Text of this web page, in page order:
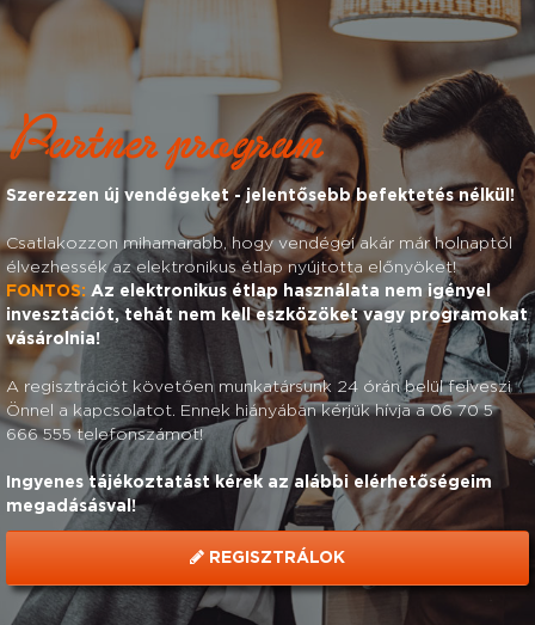
Partner program
Szerezzen új vendégeket - jelentősebb befektetés nélkül!
Csatlakozzon mihamarabb, hogy vendégei akár már holnaptól
élvezhessék az elektronikus étlap nyújtotta előnyöket!
FONTOS: Az elektronikus étlap használata nem igényel
invesztációt, tehát nem kell eszközöket vagy programokat
vásárolnia!
A regisztrációt követően munkatársunk 24 órán belül felveszi
Önnel a kapcsolatot. Ennek hiányában kérjük hívja a 06 70 5
666 555 telefonszámot!
Ingyenes tájékoztatást kérek az alábbi elérhetőségeim
megadásásval!
REGISZTRÁLOK